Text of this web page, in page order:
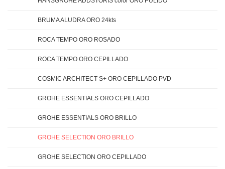
BRUMA ALUDRA ORO 24kts
ROCA TEMPO ORO ROSADO
ROCA TEMPO ORO CEPILLADO
COSMIC ARCHITECT S+ ORO CEPILLADO PVD
GROHE ESSENTIALS ORO CEPILLADO
GROHE ESSENTIALS ORO BRILLO
GROHE SELECTION ORO BRILLO
GROHE SELECTION ORO CEPILLADO